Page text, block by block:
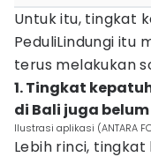
Untuk itu, tingkat
PeduliLindungi itu
terus melakukan
1. Tingkat
di Bali juga belum
Ilustrasi aplikasi (ANTARA
Lebih rinci,